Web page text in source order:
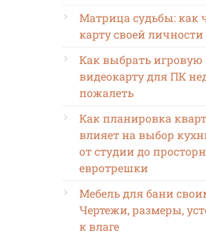
Матрица судьбы: как
карту своей личности
Как выбрать игровую
видеокарту для ПК
пожалеть
Как планировка
влияет на выбор
от студии до
евротрешки
Мебель для бани
Чертежи, размеры,
к влаге